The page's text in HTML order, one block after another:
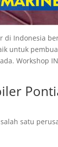
di Indonesia
untuk
Workshop
satu